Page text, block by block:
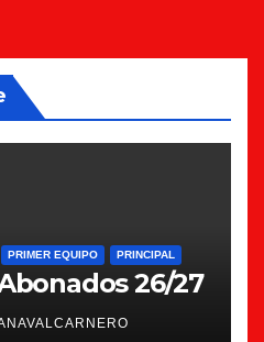
PRIMER EQUIPO PRINCIPAL
26/27